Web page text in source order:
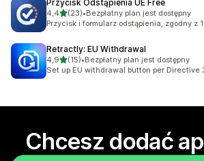
Przycisk Odstąpienia UE Free
4,4na 5 gwiazdek
(23)
Łączna liczba recenzji: 23
•Bezpłatny plan jest dostępny
Przycisk i formularz odstąpienia, zgodny z
Retractly: EU Withdrawal
4,9na 5 gwiazdek
(15)
Łączna liczba recenzji: 15
•Bezpłatny plan jest dostępny
Set up EU withdrawal button per Directive
Chcesz dodać